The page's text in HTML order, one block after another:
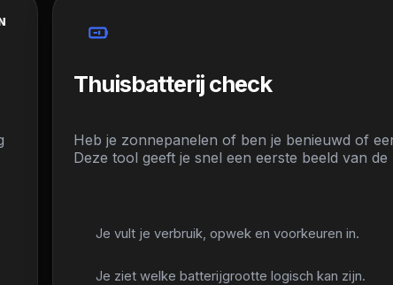
Thuisbatterij check
Heb je zonnepanelen of ben je benieuwd of
Deze tool geeft je snel een eerste beeld van de
Je vult je verbruik, opwek en voorkeuren in.
Je ziet welke batterijgrootte logisch kan zijn.